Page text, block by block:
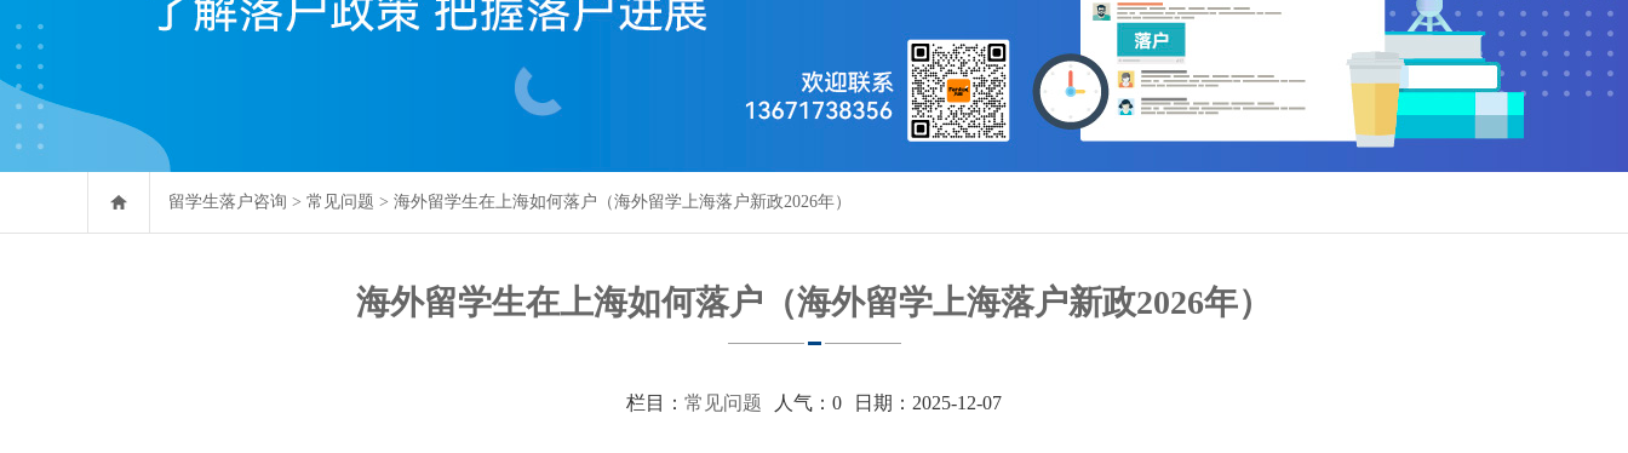
留学生落户咨询 > 常见问题 > 海外留学生在上海如何落户（海外留学上海落户新政2026年）
海外留学生在上海如何落户（海外留学上海落户新政2026年）
栏目： 常见问题 人气： 0 日期：2025-12-07